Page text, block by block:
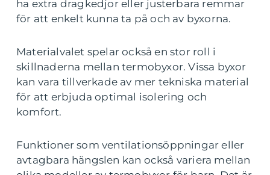
ha extra dragkedjor eller justerbara remmar
för att enkelt kunna ta på och av byxorna.
Materialvalet spelar också en stor roll i
skillnaderna mellan termobyxor. Vissa byxor
kan vara tillverkade av mer tekniska material
för att erbjuda optimal isolering och
komfort.
Funktioner som ventilationsöppningar eller
avtagbara hängslen kan också variera mellan